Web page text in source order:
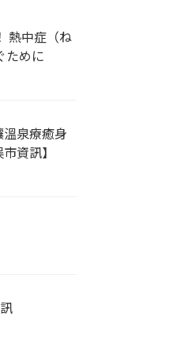
熱中症（ね
ために
泉療癒身
資訊】